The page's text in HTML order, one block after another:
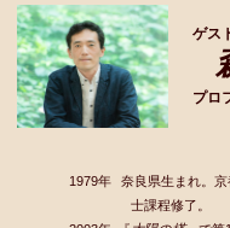
ゲス
プロ
1979年
奈良県生まれ。
士課程修了。